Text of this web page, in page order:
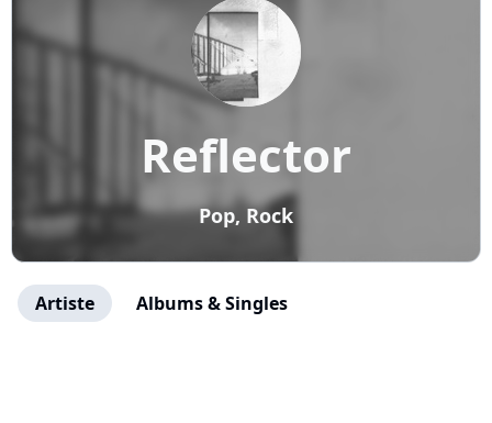
Reflector
Pop, Rock
Artiste Albums & Singles